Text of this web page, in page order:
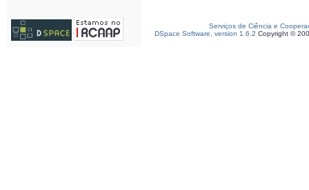
Serviços de Ciência e
DSpace Software, version 1.6.2 Copyright ©